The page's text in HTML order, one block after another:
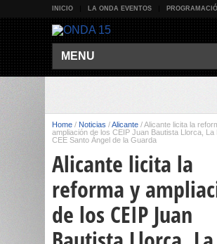
INICIO LA ONDA EVENTOS
MENU
Home / Noticias /Alicante /Alicante licita la
ampliación de los CEIP Juan Bautista Llorca, La
CEE Santo Ángel de la Guarda
Alicante licita la
reforma y
de los CEIP Juan